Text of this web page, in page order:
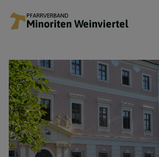
PFARRVERBAND
Minoriten Weinviertel